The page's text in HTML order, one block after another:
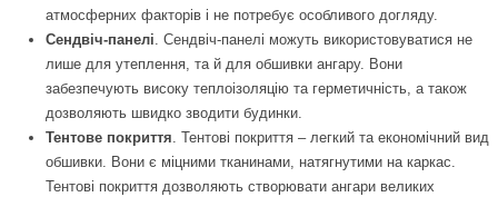
атмосферних факторів і не потребує особливого догляду.
Сендвіч-панелі. Сендвіч-панелі можуть використовуватися не
лише для утеплення, та й для обшивки ангару. Вони
забезпечують високу теплоізоляцію та герметичність, а також
дозволяють швидко зводити будинки.
Тентове покриття. Тентові покриття – легкий та економічний вид
обшивки. Вони є міцними тканинами, натягнутими на каркас.
Тентові покриття дозволяють створювати ангари великих